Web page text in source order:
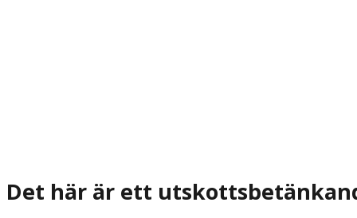
Det här är ett